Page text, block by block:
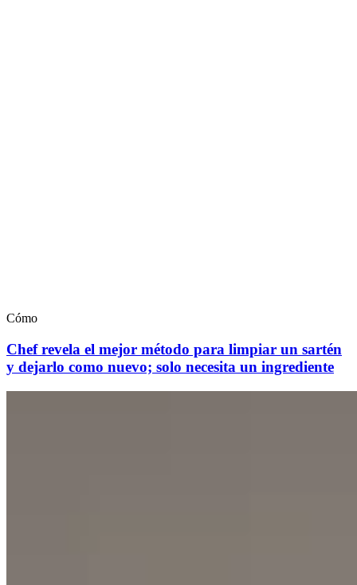
Cómo
Chef revela el mejor método para limpiar un sartén
y dejarlo como nuevo; solo necesita un ingrediente